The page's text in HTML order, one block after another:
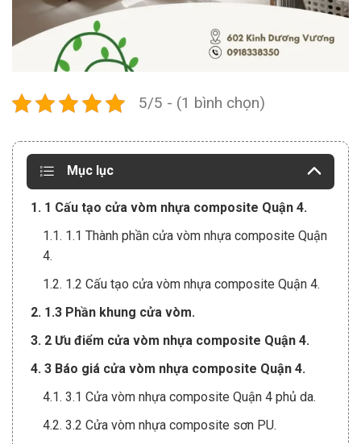
5/5 - (1 bình chọn)
Mục lục
1. 1 Cấu tạo cửa vòm nhựa composite Quận 4.
1.1. 1.1 Thành phần cửa vòm nhựa composite Quận
4.
1.2. 1.2 Cấu tạo cửa vòm nhựa composite Quận 4.
2. 1.3 Phần khung cửa vòm.
3. 2 Ưu điểm cửa vòm nhựa composite Quận 4.
4. 3 Báo giá cửa vòm nhựa composite Quận 4.
4.1. 3.1 Cửa vòm nhựa composite Quận 4 phủ da.
4.2. 3.2 Cửa vòm nhựa composite sơn PU.